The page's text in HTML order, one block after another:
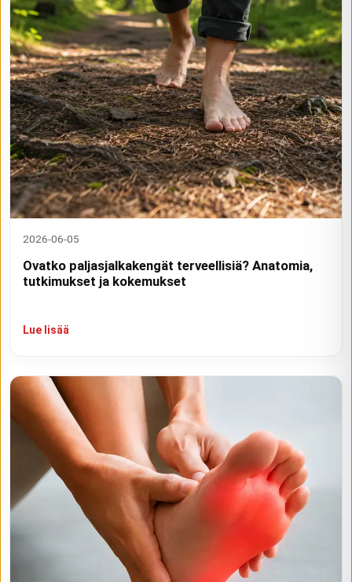
2026-06-05
Ovatko paljasjalkakengät terveellisiä? Anatomia,
tutkimukset ja kokemukset
Lue lisää